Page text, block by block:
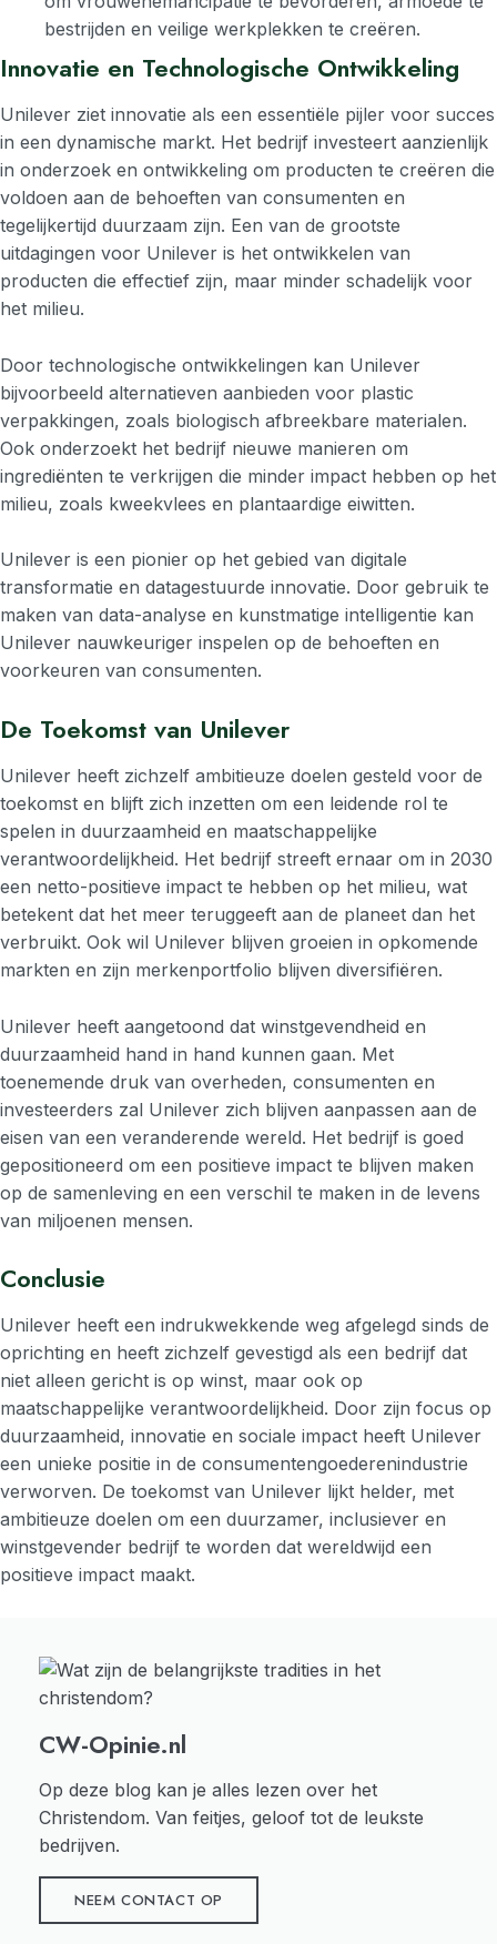
bestrijden en veilige werkplekken te creëren.
Innovatie en Technologische Ontwikkeling
Unilever ziet innovatie als een essentiële pijler voor succes
in een dynamische markt. Het bedrijf investeert aanzienlijk
in onderzoek en ontwikkeling om producten te creëren die
voldoen aan de behoeften van consumenten en
tegelijkertijd duurzaam zijn. Een van de grootste
uitdagingen voor Unilever is het ontwikkelen van
producten die effectief zijn, maar minder schadelijk voor
het milieu.
Door technologische ontwikkelingen kan Unilever
bijvoorbeeld alternatieven aanbieden voor plastic
verpakkingen, zoals biologisch afbreekbare materialen.
Ook onderzoekt het bedrijf nieuwe manieren om
ingrediënten te verkrijgen die minder impact hebben op het
milieu, zoals kweekvlees en plantaardige eiwitten.
Unilever is een pionier op het gebied van digitale
transformatie en datagestuurde innovatie. Door gebruik te
maken van data-analyse en kunstmatige intelligentie kan
Unilever nauwkeuriger inspelen op de behoeften en
voorkeuren van consumenten.
De Toekomst van Unilever
Unilever heeft zichzelf ambitieuze doelen gesteld voor de
toekomst en blijft zich inzetten om een leidende rol te
spelen in duurzaamheid en maatschappelijke
verantwoordelijkheid. Het bedrijf streeft ernaar om in 2030
een netto-positieve impact te hebben op het milieu, wat
betekent dat het meer teruggeeft aan de planeet dan het
verbruikt. Ook wil Unilever blijven groeien in opkomende
markten en zijn merkenportfolio blijven diversifiëren.
Unilever heeft aangetoond dat winstgevendheid en
duurzaamheid hand in hand kunnen gaan. Met
toenemende druk van overheden, consumenten en
investeerders zal Unilever zich blijven aanpassen aan de
eisen van een veranderende wereld. Het bedrijf is goed
gepositioneerd om een positieve impact te blijven maken
op de samenleving en een verschil te maken in de levens
van miljoenen mensen.
Conclusie
Unilever heeft een indrukwekkende weg afgelegd sinds de
oprichting en heeft zichzelf gevestigd als een bedrijf dat
niet alleen gericht is op winst, maar ook op
maatschappelijke verantwoordelijkheid. Door zijn focus op
duurzaamheid, innovatie en sociale impact heeft Unilever
een unieke positie in de consumentengoederenindustrie
verworven. De toekomst van Unilever lijkt helder, met
ambitieuze doelen om een duurzamer, inclusiever en
winstgevender bedrijf te worden dat wereldwijd een
positieve impact maakt.
CW-Opinie.nl
Op deze blog kan je alles lezen over het
Christendom. Van feitjes, geloof tot de leukste
bedrijven.
NEEM CONTACT OP